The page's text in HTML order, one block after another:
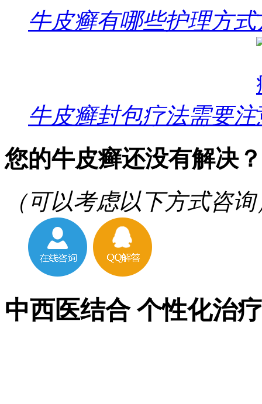
牛皮癣有哪些护理方式
牛皮癣封包疗法需要注
您的牛皮癣还没有解决？
（可以考虑以下方式咨询
中西医结合 个性化治